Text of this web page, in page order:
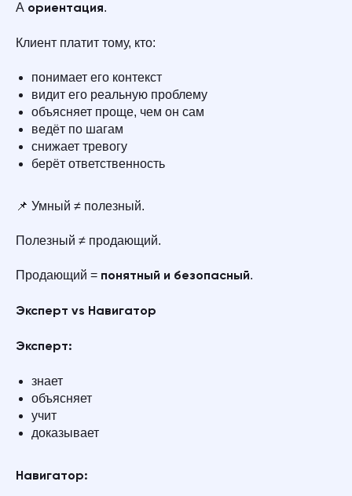
А ориентация.
Клиент платит тому, кто:
понимает его контекст
видит его реальную проблему
объясняет проще, чем он сам
ведёт по шагам
снижает тревогу
берёт ответственность
📌 Умный ≠ полезный.
Полезный ≠ продающий.
Продающий = понятный и безопасный.
Эксперт vs Навигатор
Эксперт:
знает
объясняет
учит
доказывает
Навигатор: